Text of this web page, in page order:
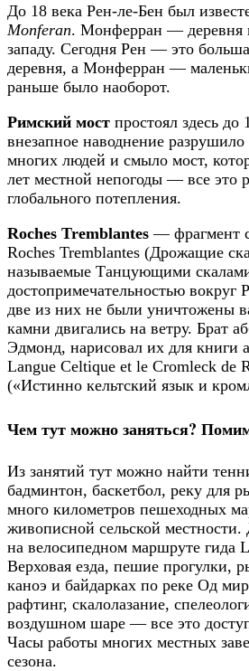
До 18 века Рен-ле-Бен был
Monferan. Монферран — деревня
западу. Сегодня Рен — это
деревня, а Монферран —
раньше было наоборот.
Римский мост простоял здесь до
внезапное наводнение
многих людей и смыло мост,
лет местной непогоды — все это
глобального потепления.
Roches Tremblantes — фрагмент
Roches Tremblantes (Дрожащие
называемые Танцующими
достопримечательностью вокруг
две из них не были уничтожены
камни двигались на ветру. Брат
Эдмонд, нарисовал их для книги
Langue Celtique et le Cromleck de
(«Истинно кельтский язык и
Чем тут можно заняться?
Из занятий тут можно найти
бадминтон, баскетбол, реку для
много километров пешеходных
живописной сельской местности.
на велосипедном маршруте гида
Верховая езда, пешие прогулки,
каноэ и байдарках по реке Од
рафтинг, скалолазание,
воздушном шаре — все это
Часы работы многих местных
сезона.